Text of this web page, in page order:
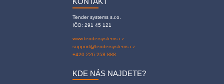
Tender systems s.r.o.
IČO: 291 45 121
www.tendersystems.cz
support@tendersystems.cz
+420 226 258 888
KDE NÁS NAJDETE?